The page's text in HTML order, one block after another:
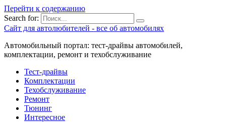
Перейти к содержанию
Search for:
Сайт для автолюбителей - все об автомобилях
Автомобильный портал: тест-драйвы автомобилей,
комплектации, ремонт и техобслуживание
Тест-драйвы
Комплектации
Техобслуживание
Ремонт
Тюнинг
Интересное